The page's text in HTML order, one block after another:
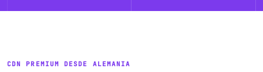
CDN PREMIUM DESDE ALEMANIA